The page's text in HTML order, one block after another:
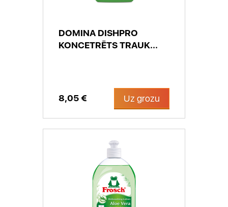
DOMINA DISHPRO
KONCETRĒTS TRAUK...
8,05 € Uz grozu